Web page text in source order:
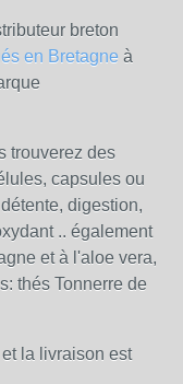
breton
en Bretagne à
trouverez des
capsules ou
digestion,
.. également
et à l'aloe vera,
thés Tonnerre de
la livraison est